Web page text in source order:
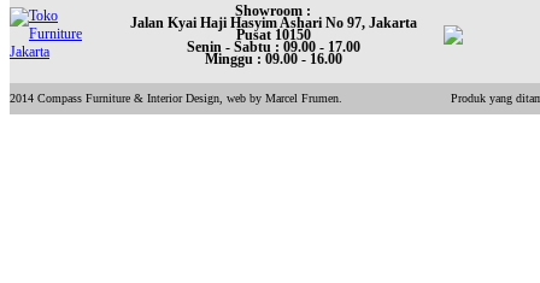
Showroom :
Jalan Kyai Haji Hasyim Ashari No 97, Jakarta
Pusat 10150
Senin - Sabtu : 09.00 - 17.00
Minggu : 09.00 - 16.00
2014 Compass Furniture & Interior Design, web by Marcel Frumen. Produk yang